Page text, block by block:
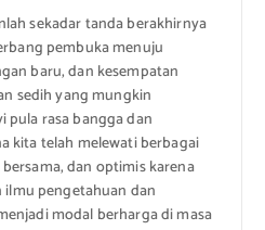
sekadar tanda berakhirnya
pembuka menuju
baru, dan kesempatan
sedih yang mungkin
rasa bangga dan
kita telah melewati berbagai
dan optimis karena
pengetahuan dan
modal berharga di masa